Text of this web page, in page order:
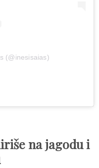
(@inesisaias)
na jagodu i